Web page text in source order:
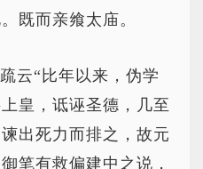
既而亲飨太庙。
云“比年以来，伪学
皇，诋诬圣德，几至
出死力而排之，故元
笔有救偏建中之说，